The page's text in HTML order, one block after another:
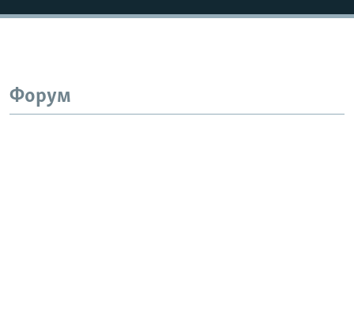
Форум